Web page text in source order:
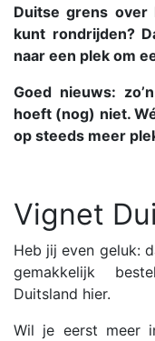
Duitse grens
kunt rondrijden?
naar een plek om
Goed nieuws:
hoeft (nog) niet.
op steeds meer
Vignet
Heb jij even geluk:
gemakkelijk
Duitsland hier.
Wil je eerst meer